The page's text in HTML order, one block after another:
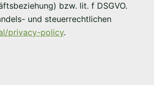
bzw. lit. f DSGVO.
und steuerrechtlichen
privacy-policy.